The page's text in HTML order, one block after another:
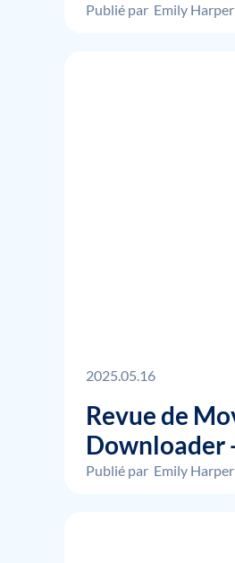
Publié par Emily Harper
2025.05.16
Revue de
Downloader
Publié par Emily Harper